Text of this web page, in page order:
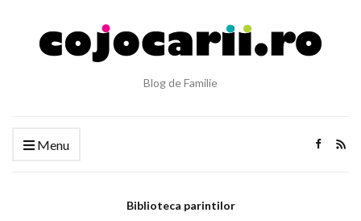
Blog de Familie
Menu
Biblioteca parintilor